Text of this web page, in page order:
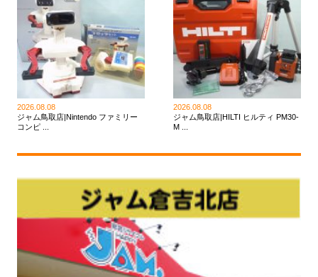
2026.08.08
ジャム鳥取店|Nintendo ファミリー
コンピ ...
2026.08.08
ジャム鳥取店|HILTI ヒルティ PM30-
M ...